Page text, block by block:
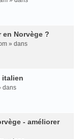
Norvège ?
» dans
italien
dans
- améliorer